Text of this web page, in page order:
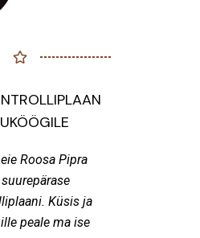
Roosa Pipra
Küsis ja
peale ma ise